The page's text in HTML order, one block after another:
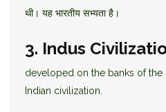
थी। यह भारतीय सभ्यता है।
3. Indus
developed on the banks of the
Indian civilization.